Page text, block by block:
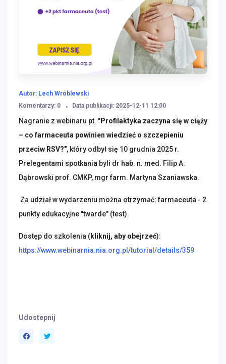
Autor: Lech Wróblewski
Komentarzy: 0
Data publikacji: 2025-12-11 12:00
Nagranie z webinaru pt. "Profilaktyka zaczyna się w ciąży
– co farmaceuta powinien wiedzieć o szczepieniu
przeciw RSV?", który odbył się 10 grudnia 2025 r.
Prelegentami spotkania byli dr hab. n. med. Filip A.
Dąbrowski prof. CMKP, mgr farm. Martyna Szaniawska.
Za udział w wydarzeniu można otrzymać: farmaceuta - 2
punkty edukacyjne "twarde" (test).
Dostęp do szkolenia (kliknij, aby obejrzeć):
https://www.webinarnia.nia.org.pl/tutorial/details/359
Udostepnij